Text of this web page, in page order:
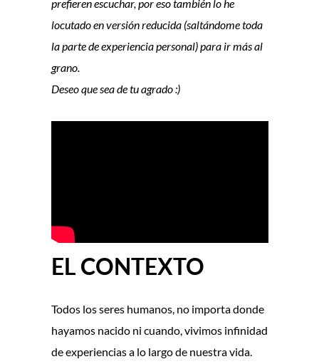
prefieren escuchar, por eso también lo he
locutado en versión reducida (saltándome toda
la parte de experiencia personal) para ir más al
grano.
Deseo que sea de tu agrado :)
EL CONTEXTO
Todos los seres humanos, no importa donde
hayamos nacido ni cuando, vivimos infinidad
de experiencias a lo largo de nuestra vida.